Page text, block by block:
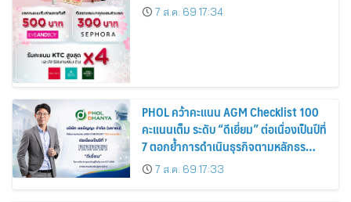
7 ส.ค. 69 17:34
PHOL คว้าคะแนน AGM Checklist 100
คะแนนเต็ม ระดับ “ดีเยี่ยม” ต่อเนื่องเป็นปีที่
7 ตอกย้ำการดำเนินธุรกิจตามหลักธร
รมาภิบาล โปร่งใส สร้างความเชื่อมั่นผู้ถือ
หุ้น
7 ส.ค. 69 17:33